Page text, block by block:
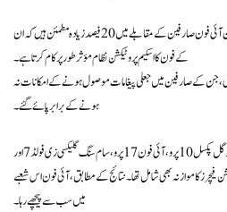
سروے میں یہ بھی دیکھا گیا کہ اینڈرائیڈ صارفین آئی فون صارفین کے مقابلے میں 20 فیصد زیادہ مطمئن ہیں کہ ان
کے فون کا اسکیم پروٹیکشن نظام مؤثر طور پر کام کرتا ہے۔
جن کے صارفین میں جعلی پیغامات موصول ہونے کے امکانات نہ
ہونے کے برابر پائے گئے۔
رپورٹ میں چار معروف فلیگ شپ ڈیوائسز — گوگل پکسل 10 پرو، آئی فون 17 پرو، سام سنگ گلیکسی زی فولڈ 7 اور
اسکیم پروٹیکشن فیچرز کا موازنہ بھی شامل تھا۔ نتائج کے مطابق، آئی فون اس شعبے
میں سب سے پیچھے رہا۔